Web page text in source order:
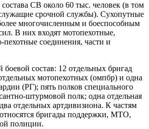
СВ около 60 тыс. человек (в том
срочной службы). Сухопутные
многочисленным и боеспособным
В них входят мотопехотные,
пехотные соединения, части и
состав: 12 отдельных бригад
мотопехотных (омпбр) и одна
(РГ); пять полков специального
штурмовой полк; одна отдельная
отдельных артдивизиона. К частям
бригады поддержки, МТО,
полиции.